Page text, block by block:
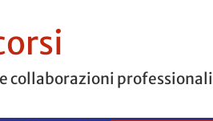
collaborazioni